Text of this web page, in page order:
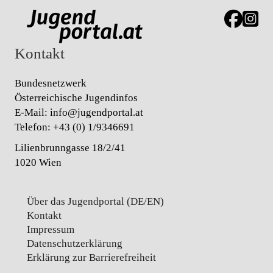
Link zur
Link
Kontakt
Bundesnetzwerk
Österreichische Jugendinfos
E-Mail: info@jugendportal.at
Telefon: +43 (0) 1/9346691
Lilienbrunngasse 18/2/41
1020 Wien
Über das Jugendportal (DE/EN)
Kontakt
Impressum
Datenschutz­erklärung
Erklärung zur Barrierefreiheit